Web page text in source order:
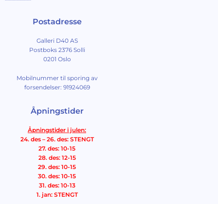
Postadresse
Galleri D40 AS
Postboks 2376 Solli
0201 Oslo
Mobilnummer til sporing av
forsendelser: 91924069
Åpningstider
Åpningstider i julen:
24. des – 26. des: STENGT
27. des: 10-15
28. des: 12-15
29. des: 10-15
30. des: 10-15
31. des: 10-13
1. jan: STENGT